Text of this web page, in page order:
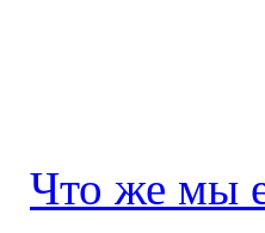
Что же мы